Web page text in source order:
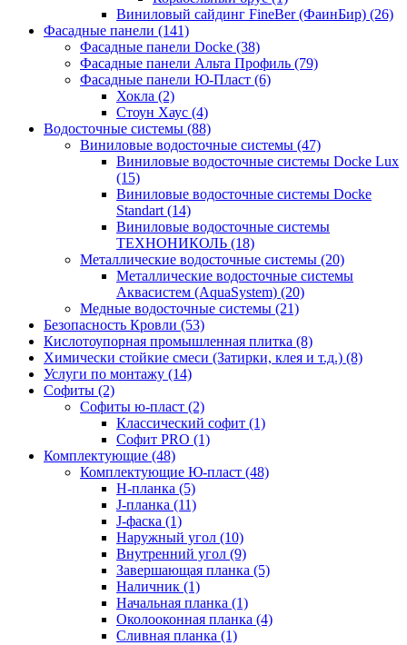
Виниловый сайдинг FineBer (ФаинБир) (26)
Фасадные панели (141)
Фасадные панели Docke (38)
Фасадные панели Альта Профиль (79)
Фасадные панели Ю-Пласт (6)
Хокла (2)
Стоун Хаус (4)
Водосточные системы (88)
Виниловые водосточные системы (47)
Виниловые водосточные системы Docke Lux
(15)
Виниловые водосточные системы Docke
Standart (14)
Виниловые водосточные системы
ТЕХНОНИКОЛЬ (18)
Металлические водосточные системы (20)
Металлические водосточные системы
Аквасистем (AquaSystem) (20)
Медные водосточные системы (21)
Безопасность Кровли (53)
Кислотоупорная промышленная плитка (8)
Химически стойкие смеси (Затирки, клея и т.д.) (8)
Услуги по монтажу (14)
Софиты (2)
Софиты ю-пласт (2)
Классический софит (1)
Софит PRO (1)
Комплектующие (48)
Комплектующие Ю-пласт (48)
H-планка (5)
J-планка (11)
J-фаска (1)
Наружный угол (10)
Внутренний угол (9)
Завершающая планка (5)
Наличник (1)
Начальная планка (1)
Околооконная планка (4)
Сливная планка (1)